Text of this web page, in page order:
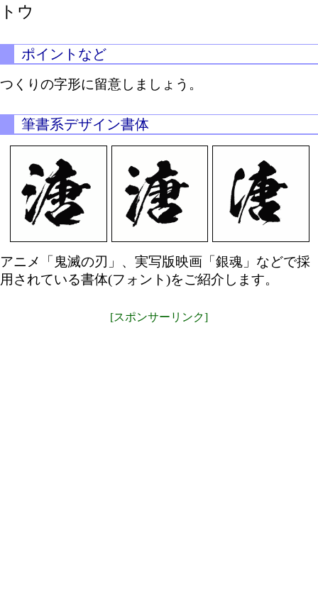
トウ
ポイントなど
つくりの字形に留意しましょう。
筆書系デザイン書体
アニメ「鬼滅の刃」、実写版映画「銀魂」などで採
用されている書体(フォント)をご紹介します。
[スポンサーリンク]